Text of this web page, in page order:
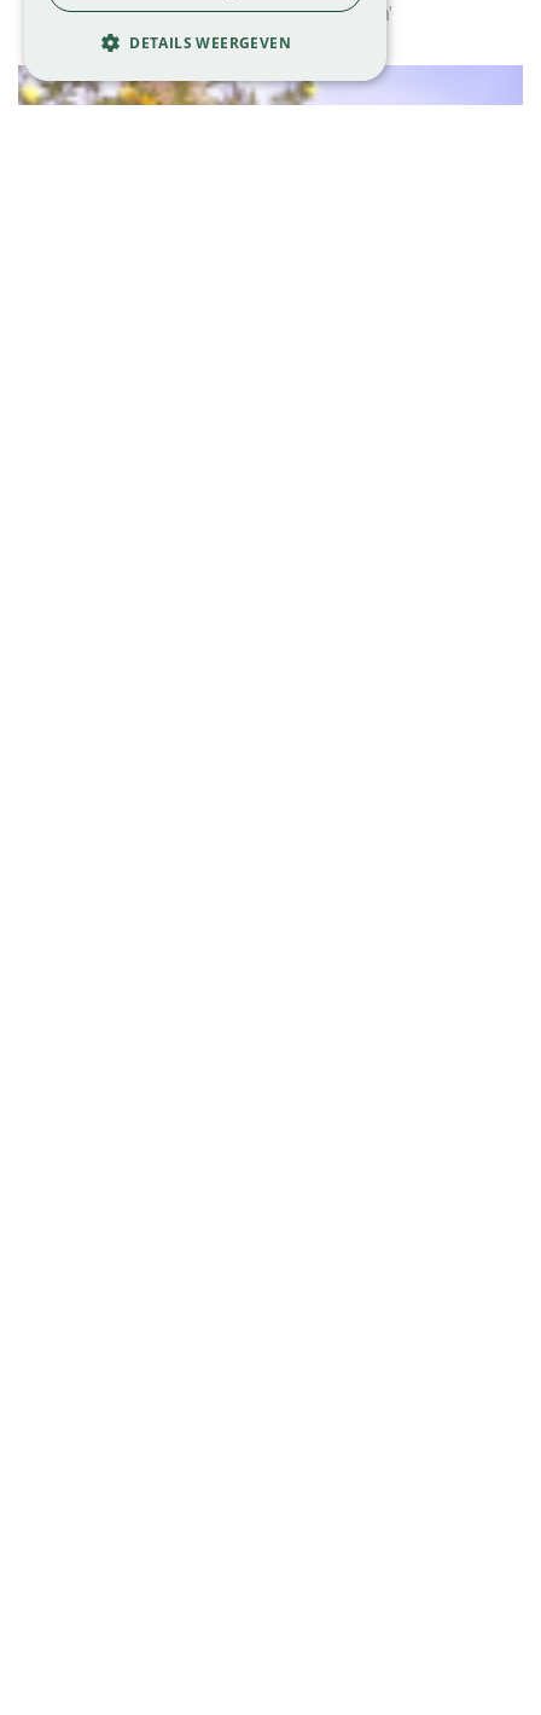
Clematis 'Mrs Robert Brydon'
DETAILS WEERGEVEN